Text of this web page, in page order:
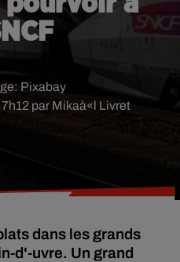
par Mikaà«l Livret
Pixabay
dans les grands
d'-uvre. Un grand